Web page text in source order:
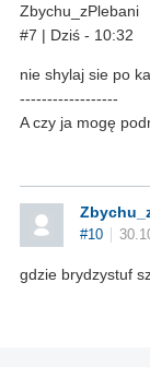
Zbychu_zPlebani
#7 | Dziś - 10:32
nie shylaj sie po
------------------
A czy ja mogę
#10
gdzie brydzystuf